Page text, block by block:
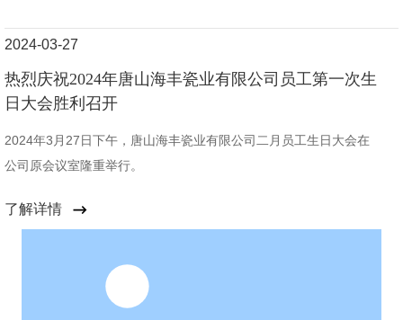
2024-03-27
热烈庆祝2024年唐山海丰瓷业有限公司员工第一次生
日大会胜利召开
2024年3月27日下午，唐山海丰瓷业有限公司二月员工生日大会在
公司原会议室隆重举行。
了解详情